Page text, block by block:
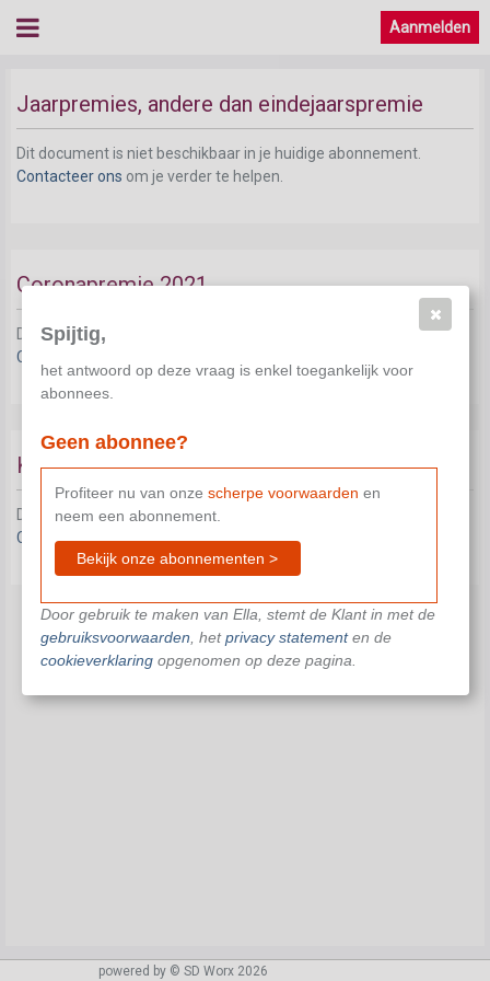
Aanmelden
Jaarpremies, andere dan eindejaarspremie
Dit document is niet beschikbaar in je huidige abonnement.
Contacteer ons om je verder te helpen.
Coronapremie 2021
Dit document is niet beschikbaar in je huidige abonnement.
Contacteer ons
Koopkrachtpremie
Dit document is niet beschikbaar in je huidige abonnement.
Contacteer onsom je verder te helpen.
powered by © SD Worx 2026
Spijtig,
het antwoord op deze vraag is enkel toegankelijk voor
abonnees.
Geen abonnee?
Profiteer nu van onze scherpe voorwaarden en
neem een abonnement.
Bekijk onze abonnementen >
Door gebruik te maken van Ella, stemt de Klant in met de
gebruiksvoorwaarden , hetprivacy statementen de
cookieverklaringopgenomen op deze pagina.